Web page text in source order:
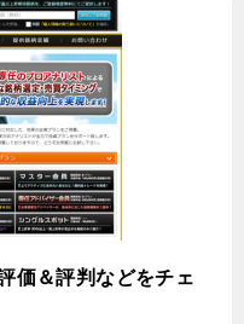
価＆評判などをチェ